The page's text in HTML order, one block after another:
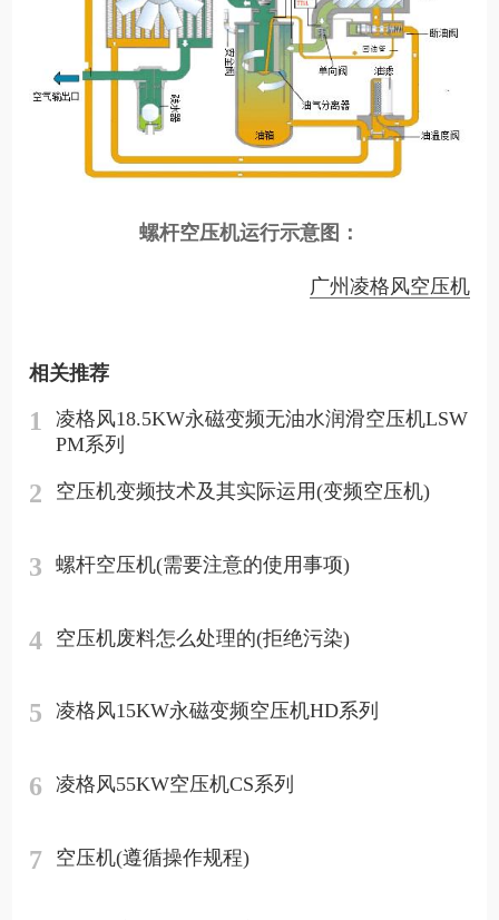
螺杆空压机运行示意图：
广州凌格风空压机
相关推荐
1
凌格风18.5KW永磁变频无油水润滑空压机LSW
PM系列
2 空压机变频技术及其实际运用(变频空压机)
3 螺杆空压机(需要注意的使用事项)
4 空压机废料怎么处理的(拒绝污染)
5 凌格风15KW永磁变频空压机HD系列
6 凌格风55KW空压机CS系列
7 空压机(遵循操作规程)